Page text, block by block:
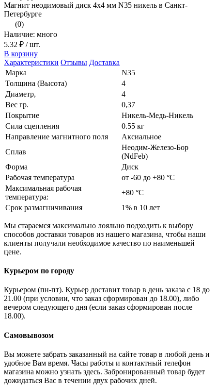
Магнит неодимовый диск 4х4 мм N35 никель в Санкт-
Петербурге
(0)
Наличие: много
5.32 ₽ / шт.
В корзину
Характеристики Отзывы Доставка
Марка
N35
Толщина (Высота)
4
Диаметр,
4
Вес гр.
0,37
Покрытие
Никель-Медь-Никель
Сила сцепления
0.55 кг
Направление магнитного поля
Аксиальное
Сплав
Неодим-Железо-Бор
(NdFeb)
Форма
Диск
Рабочая температура
от -60 до +80 °С
Максимальная рабочая
температура:
+80 °С
Срок размагничивания
1% в 10 лет
Мы стараемся максимально лояльно подходить к выбору
способов доставки товаров из нашего магазина, чтобы наши
клиенты получали необходимое качество по наименьшей
цене.
Курьером по городу
Курьером (пн-пт). Курьер доставит товар в день заказа с 18 до
21.00 (при условии, что заказ сформирован до 18.00), либо
вечером следующего дня (если заказ сформирован после
18.00).
Самовывозом
Вы можете забрать заказанный на сайте товар в любой день и
удобное Вам время. Часы работы и контактный телефон
магазина можно узнать здесь. Забронированный товар будет
дожидаться Вас в течении двух рабочих дней.